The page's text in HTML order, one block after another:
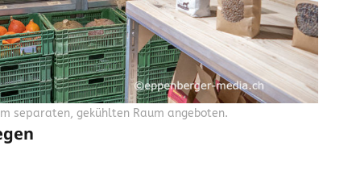
separaten, gekühlten Raum angeboten.